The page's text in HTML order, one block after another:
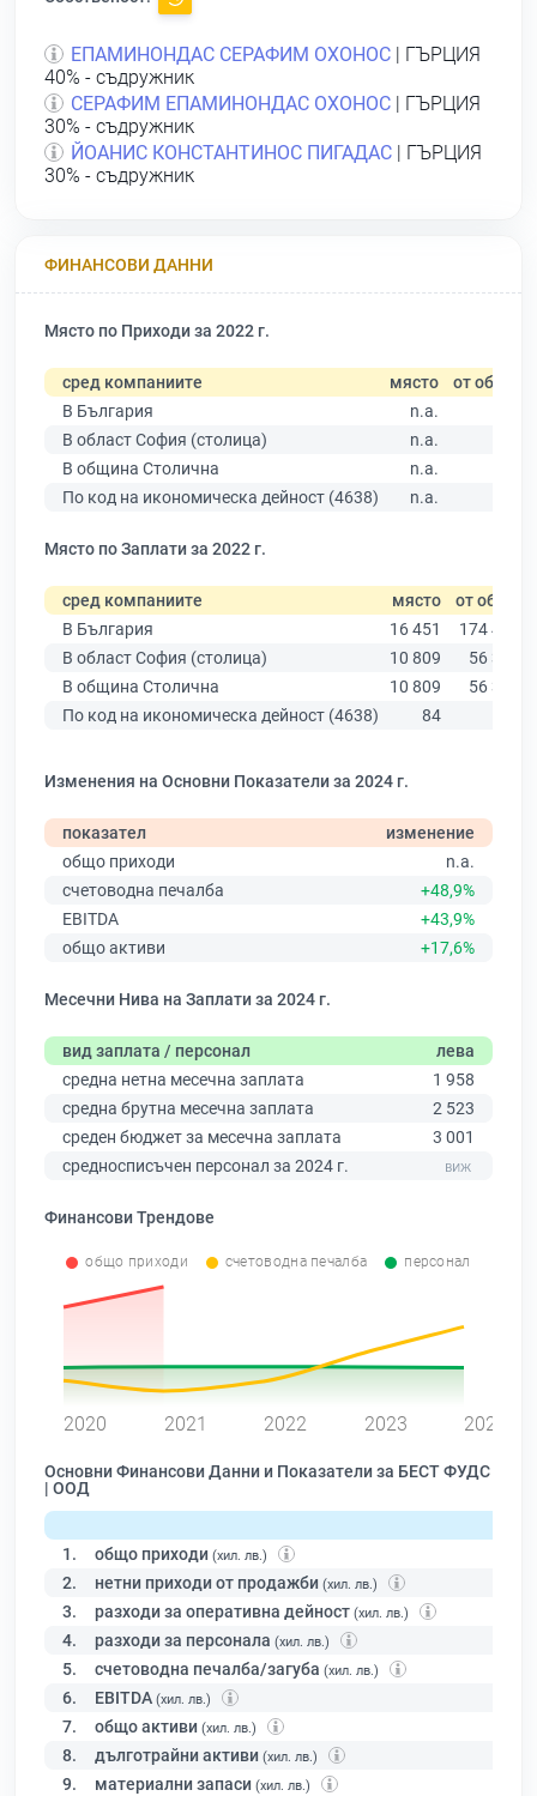
ЕПАМИНОНДАС СЕРАФИМ ОХОНОС | ГЪРЦИЯ
40% - съдружник
СЕРАФИМ ЕПАМИНОНДАС ОХОНОС | ГЪРЦИЯ
30% - съдружник
ЙОАНИС КОНСТАНТИНОС ПИГАДАС | ГЪРЦИЯ
30% - съдружник
ФИНАНСОВИ ДАННИ
Място по Приходи за 2022 г.
сред компаниите място от общо
В България
n.a.
В област София (столица)
n.a.
В община Столична
n.a.
По код на икономическа дейност (4638)
n.a.
Място по Заплати за 2022 г.
сред компаниите място от общо
В България
16 451
174 403
В област София (столица)
10 809
56 378
В община Столична
10 809
56 378
По код на икономическа дейност (4638)
84
Изменения на Основни Показатели за 2024 г.
показател
изменение
общо приходи
n.a.
счетоводна печалба
+48,9%
EBITDA
+43,9%
общо активи
+17,6%
Месечни Нива на Заплати за 2024 г.
вид заплата / персонал
лева
средна нетна месечна заплата
1 958
средна брутна месечна заплата
2 523
среден бюджет за месечна заплата
3 001
средносписъчен персонал за 2024 г.
Финансови Трендове
общо приходи счетоводна печалба персонал
2020 2021 2022 2023 2024
Основни Финансови Данни и Показатели за БЕСТ ФУДС
| ООД
1. общо приходи (хил. лв.)
2. нетни приходи от продажби (хил. лв.)
3. разходи за оперативна дейност (хил. лв.)
4. разходи за персонала (хил. лв.)
5. счетоводна печалба/загуба (хил. лв.)
6. EBITDA (хил. лв.)
7. общо активи (хил. лв.)
8. дълготрайни активи (хил. лв.)
9. материални запаси (хил. лв.)